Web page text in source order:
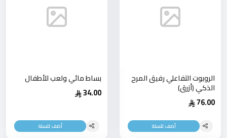
الروبوت التفاعلي رفيق المرح
الذكي (أزرق)
76.00
أضف للسلة
بساط مائي ولعب للأطفال
34.00
أضف للسلة